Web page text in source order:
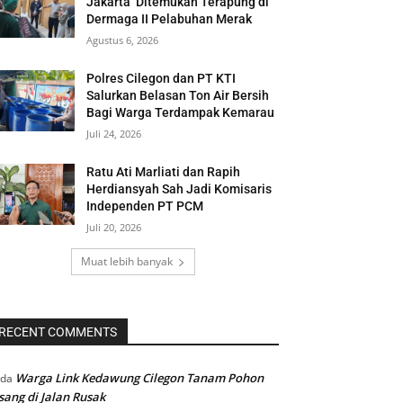
Dermaga II Pelabuhan Merak
Agustus 6, 2026
Polres Cilegon dan PT KTI
Salurkan Belasan Ton Air Bersih
Bagi Warga Terdampak Kemarau
Juli 24, 2026
Ratu Ati Marliati dan Rapih
Herdiansyah Sah Jadi Komisaris
Independen PT PCM
Juli 20, 2026
Muat lebih banyak
COMMENTS
Warga Link Kedawung Cilegon Tanam Pohon
di Jalan Rusak